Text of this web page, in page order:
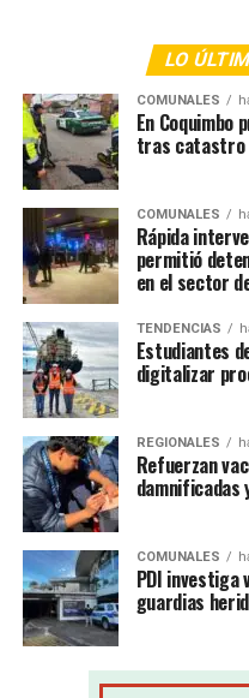
LO
COMUNALES
En Coquimbo
tras catastro
COMUNALES
Rápida
permitió
en el sector
TENDENCIAS
Estudiantes
digitalizar
REGIONALES
Refuerzan
COMUNALES
PDI investiga
guardias